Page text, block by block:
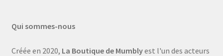
Qui sommes-nous
Créée en 2020, La Boutique de Mumblyest l'un des acteurs